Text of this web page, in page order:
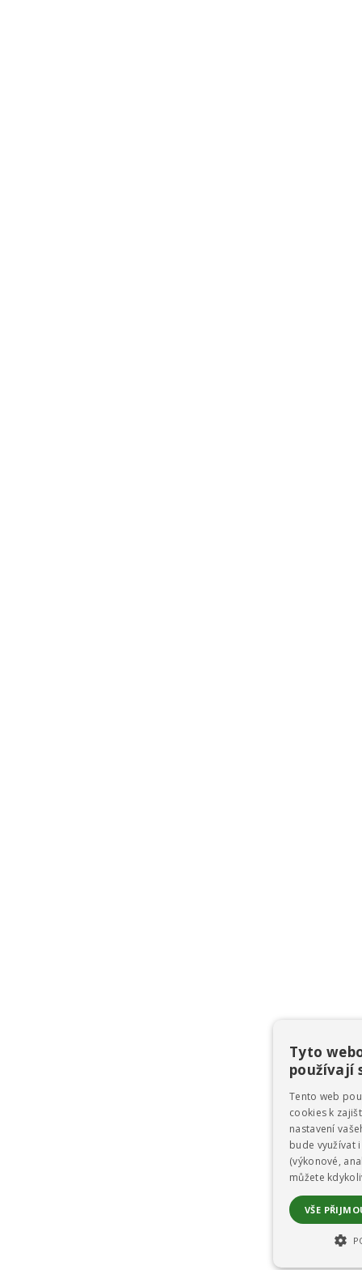
Tyto
používají
Tento web
cookies k
nastavení
bude využívat
(výkonové,
můžete
VŠE
NEZBYTNĚ